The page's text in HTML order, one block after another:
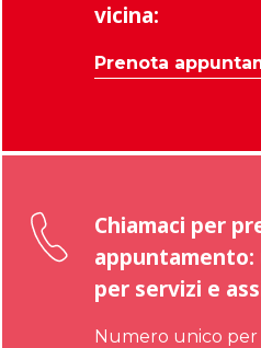
vicina:
Prenota
Chiamaci per
appuntamento:
per servizi e
Numero unico per